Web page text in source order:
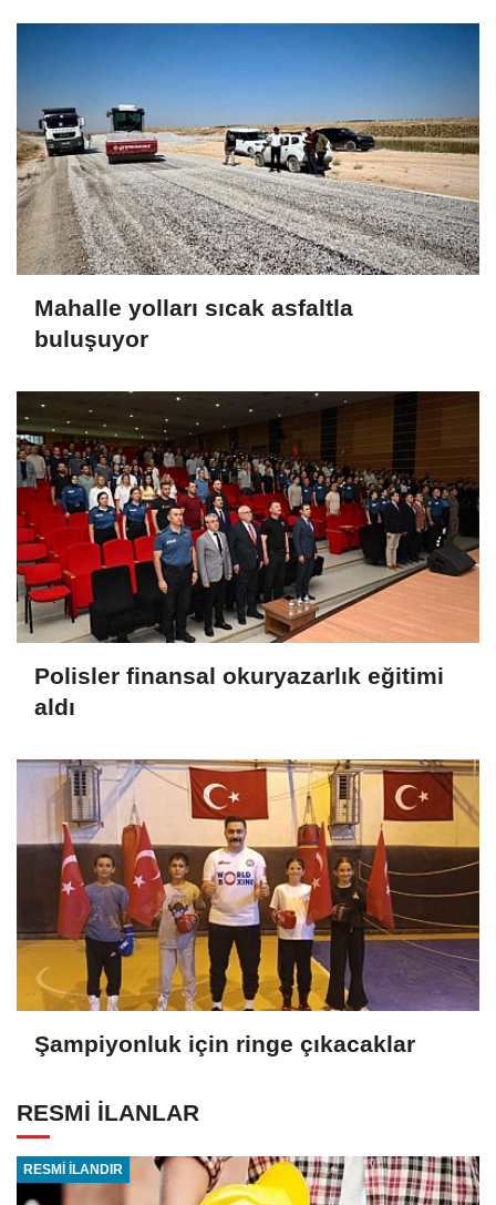
Mahalle yolları sıcak asfaltla
buluşuyor
Polisler finansal okuryazarlık eğitimi
aldı
Şampiyonluk için ringe çıkacaklar
RESMİ İLANLAR
RESMİ İLANDIR